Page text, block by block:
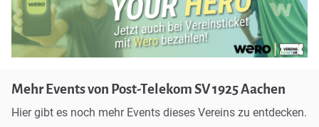
Mehr Events von Post-Telekom SV 1925 Aachen
Hier gibt es noch mehr Events dieses Vereins zu entdecken.